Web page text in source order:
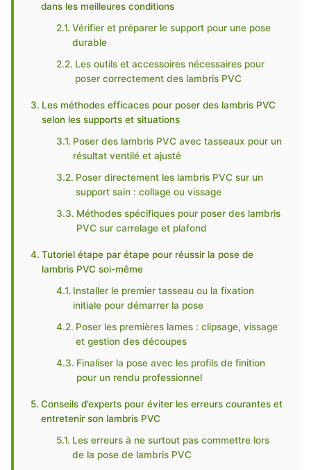
dans les meilleures conditions
Vérifier et préparer le support pour une pose
durable
Les outils et accessoires nécessaires pour
poser correctement des lambris PVC
Les méthodes efficaces pour poser des lambris PVC
selon les supports et situations
Poser des lambris PVC avec tasseaux pour un
résultat ventilé et ajusté
Poser directement les lambris PVC sur un
support sain : collage ou vissage
Méthodes spécifiques pour poser des lambris
PVC sur carrelage et plafond
Tutoriel étape par étape pour réussir la pose de
lambris PVC soi-même
Installer le premier tasseau ou la fixation
initiale pour démarrer la pose
Poser les premières lames : clipsage, vissage
et gestion des découpes
Finaliser la pose avec les profils de finition
pour un rendu professionnel
Conseils d’experts pour éviter les erreurs courantes et
entretenir son lambris PVC
Les erreurs à ne surtout pas commettre lors
de la pose de lambris PVC